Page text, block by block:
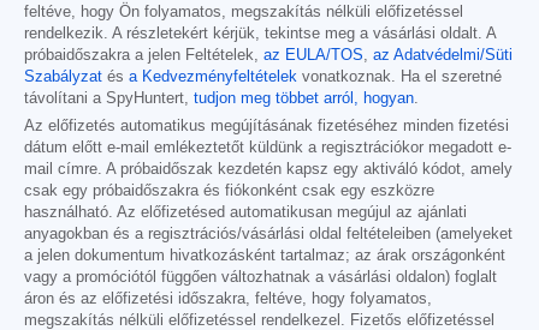
feltéve, hogy Ön folyamatos, megszakítás nélküli előfizetéssel
rendelkezik. A részletekért kérjük, tekintse meg a vásárlási oldalt. A
próbaidőszakra a jelen Feltételek, az EULA/TOS, az Adatvédelmi/Süti
Szabályzat és a Kedvezményfeltételek vonatkoznak. Ha el szeretné
távolítani a SpyHuntert, tudjon meg többet arról, hogyan.
Az előfizetés automatikus megújításának fizetéséhez minden fizetési
dátum előtt e-mail emlékeztetőt küldünk a regisztrációkor megadott e-
mail címre. A próbaidőszak kezdetén kapsz egy aktiváló kódot, amely
csak egy próbaidőszakra és fiókonként csak egy eszközre
használható. Az előfizetésed automatikusan megújul az ajánlati
anyagokban és a regisztrációs/vásárlási oldal feltételeiben (amelyeket
a jelen dokumentum hivatkozásként tartalmaz; az árak országonként
vagy a promóciótól függően változhatnak a vásárlási oldalon) foglalt
áron és az előfizetési időszakra, feltéve, hogy folyamatos,
megszakítás nélküli előfizetéssel rendelkezel. Fizetős előfizetéssel